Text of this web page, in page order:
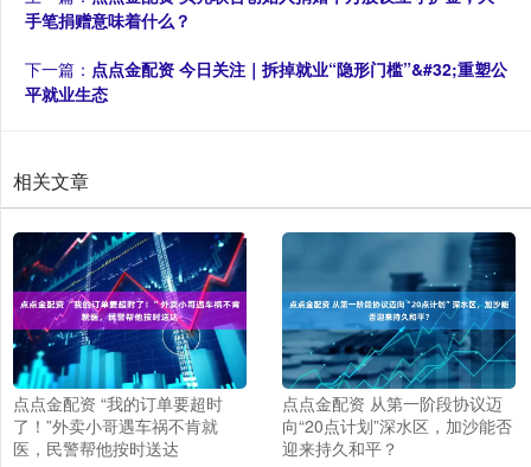
手笔捐赠意味着什么？
下一篇： 点点金配资 今日关注｜拆掉就业“隐形门槛”&#32;重塑公
平就业生态
相关文章
点点金配资 “我的订单要超时
了！”外卖小哥遇车祸不肯就
医，民警帮他按时送达
点点金配资 从第一阶段协议迈
向“20点计划”深水区，加沙能否
迎来持久和平？